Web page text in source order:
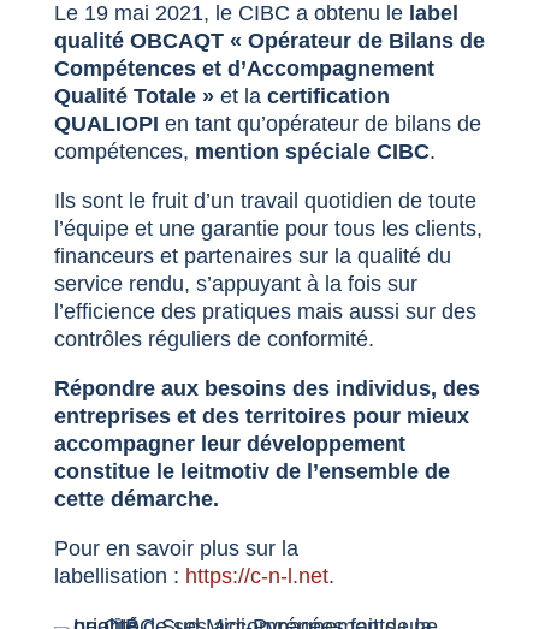
Le 19 mai 2021, le CIBC a obtenu le label
qualité OBCAQT « Opérateur de Bilans de
Compétences et d’Accompagnement
Qualité Totale »et la certification
QUALIOPI en tant qu’opérateur de bilans de
compétences, mention spéciale CIBC.
Ils sont le fruit d’un travail quotidien de toute
l’équipe et une garantie pour tous les clients,
financeurs et partenaires sur la qualité du
service rendu, s’appuyant à la fois sur
l’efficience des pratiques mais aussi sur des
contrôles réguliers de conformité.
Répondre aux besoins des individus, des
entreprises et des territoires pour mieux
accompagner leur développement
constitue le leitmotiv de l’ensemble de
cette démarche.
Pour en savoir plus sur la
labellisation : https://c-n-l.net.